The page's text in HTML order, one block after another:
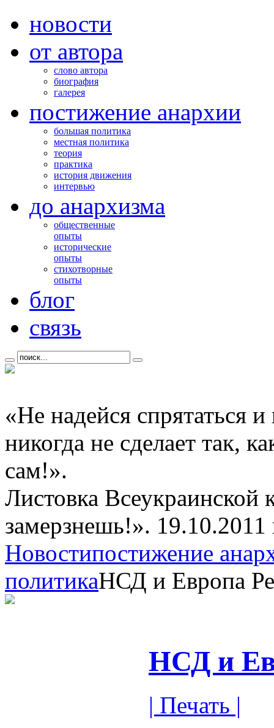
новости
от автора
слово автора
биография
галерея
постижение анархии
большая политика
местная политика
теория
практика
история движения
интервью
до анархизма
общественные
опыты
исторические
опыты
стихотворные
опыты
блог
связь
«Не надейся спрятаться
никогда не сделает так,
сам!».
Листовка Всеукраинской
замерзнешь!». 19.10.2011
Новостипостижение
политикаНСД и Европа
НСД и
| Печать |